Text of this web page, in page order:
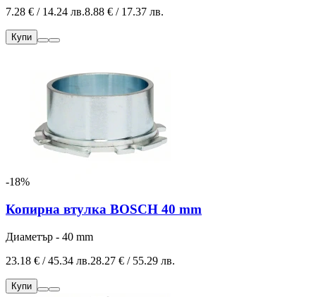
7.28 € / 14.24 лв.8.88 € / 17.37 лв.
Купи
-18%
Копирна втулка BOSCH 40 mm
Диаметър - 40 mm
23.18 € / 45.34 лв.28.27 € / 55.29 лв.
Купи